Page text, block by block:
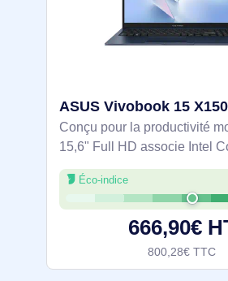
Conçu pour la productivité
15,6" Full HD associe Intel
16 Go DDR4 et SSD NVMe
travail fluide et un
applis. Châssis 1,7 kg avec
Éco-indice
666,90€
800,28€ TTC